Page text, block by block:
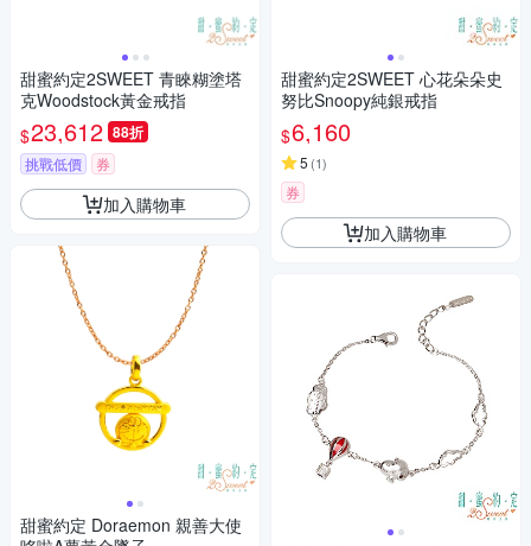
甜蜜約定2SWEET 青睞糊塗塔
克Woodstock黃金戒指
$23,612 88折
挑戰低價 券
加入購物車
甜蜜約定 Doraemon 親善大使
甜蜜約定2SWEET 心花朵朵史
努比Snoopy純銀戒指
$6,160
5 (1)
券
加入購物車